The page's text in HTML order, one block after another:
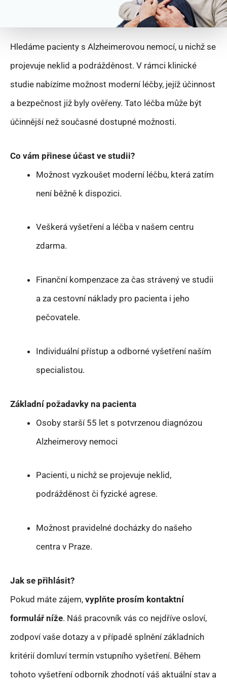
Hledáme pacienty s Alzheimerovou nemocí, u nichž se
projevuje neklid a podrážděnost. V rámci klinické
studie nabízíme možnost moderní léčby, jejíž účinnost
a bezpečnost již byly ověřeny. Tato léčba může být
účinnější než současné dostupné možnosti.
Co vám přinese účast ve studii?
Možnost vyzkoušet moderní léčbu, která zatím
není běžně k dispozici.
Veškerá vyšetření a léčba v našem centru
zdarma.
Finanční kompenzace za čas strávený ve studii
a za cestovní náklady pro pacienta i jeho
pečovatele.
Individuální přístup a odborné vyšetření naším
specialistou.
Základní požadavky na pacienta
Osoby starší 55 let s potvrzenou diagnózou
Alzheimerovy nemoci
Pacienti, u nichž se projevuje neklid,
podrážděnost či fyzické agrese.
Možnost pravidelné docházky do našeho
centra v Praze.
Jak se přihlásit?
Pokud máte zájem, vyplňte prosím kontaktní
formulář níže. Náš pracovník vás co nejdříve osloví,
zodpoví vaše dotazy a v případě splnění základních
kritérií domluví termín vstupního vyšetření. Během
tohoto vyšetření odborník zhodnotí váš aktuální stav a